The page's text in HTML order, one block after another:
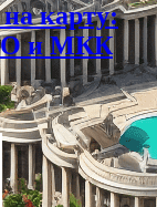
карту:
и МКК